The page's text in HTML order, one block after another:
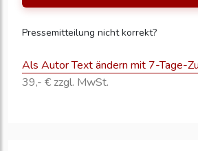
Pressemitteilung nicht korrekt?
Als Autor Text ändern mit 7-Tage-
39,- € zzgl. MwSt.